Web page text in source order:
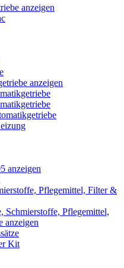
anzeigen
anzeigen
anzeigen
Pflegemittel, Filter &
Schmierstoffe, Pflegemittel,
anzeigen
Kit